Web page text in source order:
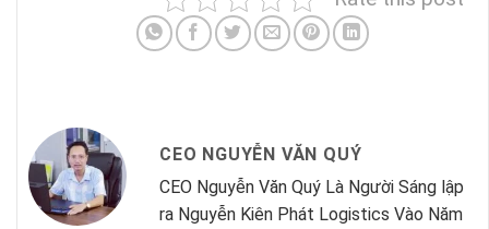
CEO NGUYỄN VĂN QUÝ
CEO Nguyễn Văn Quý Là Người Sáng lập
ra Nguyễn Kiên Phát Logistics Vào Năm